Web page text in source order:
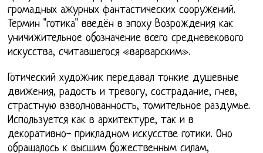
громадных ажурных фантастических сооружений.
Термин "готика" введён в эпоху Возрождения как
уничижительное обозначение всего средневекового
искусства, считавшегося «варварским».
Готический художник передавал тонкие душевные
движения, радость и тревогу, сострадание, гнев,
страстную взволнованность, томительное раздумье.
Используется как в архитектуре, так и в
декоративно- прикладном искусстве готики. Оно
обращалось к высшим божественным силам,